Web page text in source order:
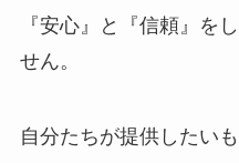
『安心』と『信頼』を
せん。
自分たちが提供したい